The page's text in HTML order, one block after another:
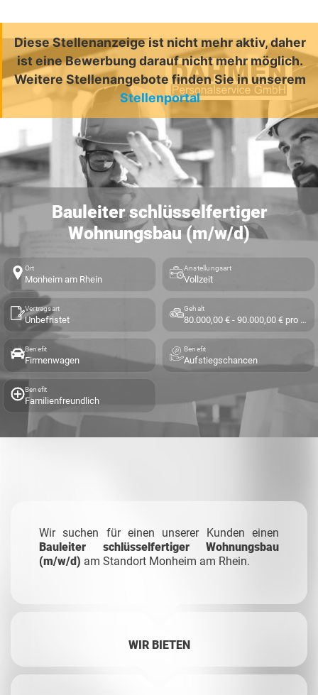
Diese Stellenanzeige ist nicht mehr aktiv, daher
ist eine Bewerbung darauf nicht mehr möglich.
Weitere Stellenangebote finden Sie in unserem
Stellenportal
Bauleiter schlüsselfertiger
Wohnungsbau (m/w/d)
Ort
Monheim am Rhein
Anstellungsart
Vollzeit
Vertragsart
Unbefristet
Gehalt
80.000,00 € - 90.000,00 € pro Jahr
Benefit
Firmenwagen
Benefit
Aufstiegschancen
Benefit
Familienfreundlich
Wir suchen für einen unserer Kunden einen
Bauleiter schlüsselfertiger Wohnungsbau
(m/w/d) am Standort Monheim am Rhein.
WIR BIETEN